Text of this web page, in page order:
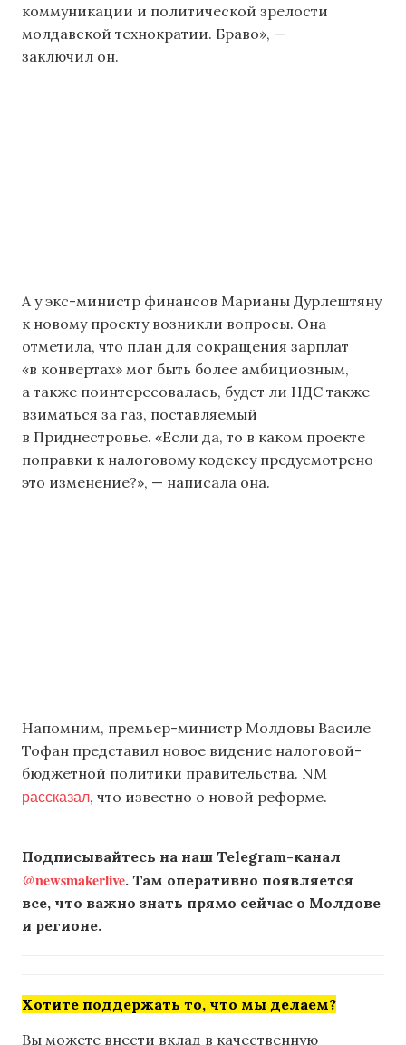
коммуникации и политической зрелости
молдавской технократии. Браво», —
заключил он.
А у экс-министр финансов Марианы Дурлештяну
к новому проекту возникли вопросы. Она
отметила, что план для сокращения зарплат
«в конвертах» мог быть более амбициозным,
а также поинтересовалась, будет ли НДС также
взиматься за газ, поставляемый
в Приднестровье. «Если да, то в каком проекте
поправки к налоговому кодексу предусмотрено
это изменение?», — написала она.
Напомним, премьер-министр Молдовы Василе
Тофан представил новое видение налоговой-
бюджетной политики правительства. NM
рассказал, что известно о новой реформе.
Подписывайтесь на наш Telegram-канал
@newsmakerlive. Там оперативно появляется
все, что важно знать прямо сейчас о Молдове
и регионе.
Хотите поддержать то, что мы делаем?
Вы можете внести вклад в качественную